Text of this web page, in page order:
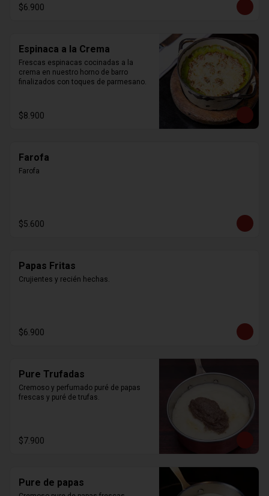
$6.900
Espinaca a la Crema
Frescas espinacas cocinadas a la
crema en nuestro horno de barro
finalizados con toques de parmesano.
$8.900
Farofa
Farofa
$5.600
Papas Fritas
Crujientes y recién hechas.
$6.900
Pure Trufadas
Cremoso y perfumado puré de papas
frescas y puré de trufas.
$7.900
Pure de papas